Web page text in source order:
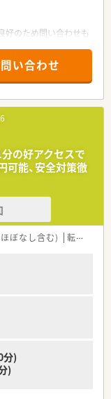
好のため問い合わせも
化が多いため常に薬
す。
社の契約先で一定期
方
みたい方
したい方
まで、収入を途切れさ
い合わせ
の好アクセスで
可能、安全対策徹
ぼなし含む) 転勤なし
)
)